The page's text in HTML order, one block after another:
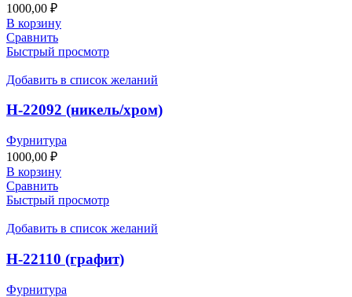
1000,00 ₽
В корзину
Сравнить
Быстрый просмотр
Добавить в список желаний
Н-22092 (никель/хром)
Фурнитура
1000,00 ₽
В корзину
Сравнить
Быстрый просмотр
Добавить в список желаний
Н-22110 (графит)
Фурнитура